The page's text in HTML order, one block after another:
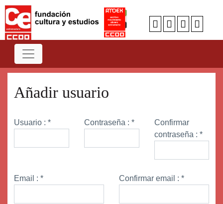
Añadir usuario
Usuario : * Contraseña : *
Confirmar
contraseña : *
Email : * Confirmar email : *